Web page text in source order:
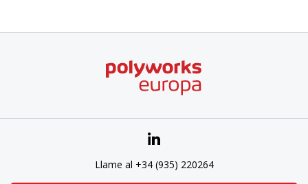
Llame al +34 (935) 220264